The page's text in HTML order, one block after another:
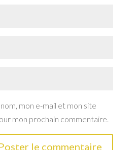
mon e-mail et mon site
mon prochain commentaire.